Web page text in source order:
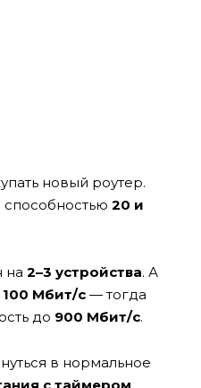
новый роутер.
20 и
на 2–3 устройства. А
100 Мбит/с — тогда
до 900 Мбит/с.
в нормальное